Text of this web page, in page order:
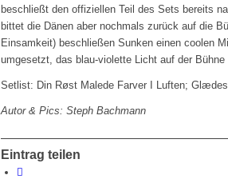
beschließt den offiziellen Teil des Sets bereits
bittet die Dänen aber nochmals zurück auf die
Einsamkeit) beschließen Sunken einen coolen
umgesetzt, das blau-violette Licht auf der
Setlist: Din Røst Malede Farver I Luften;
Autor & Pics: Steph Bachmann
Eintrag teilen